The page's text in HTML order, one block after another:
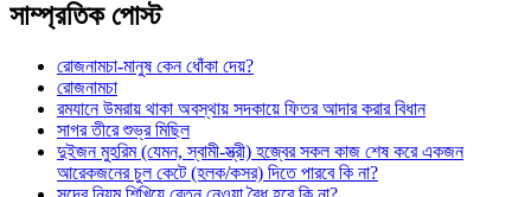
সাম্প্রতিক পোস্ট
রোজনামচা-মানুষ কেন ধোঁকা দেয়?
রোজনামচা
রমযানে উমরায় থাকা অবস্থায় সদকায়ে ফিতর আদার করার বিধান
সাগর তীরে শুভ্র মিছিল
দুইজন মুহরিম (যেমন, স্বামী-স্ত্রী) হজ্বের সকল কাজ শেষ করে একজন
আরেকজনের চুল কেটে (হলক/কসর) দিতে পারবে কি না?